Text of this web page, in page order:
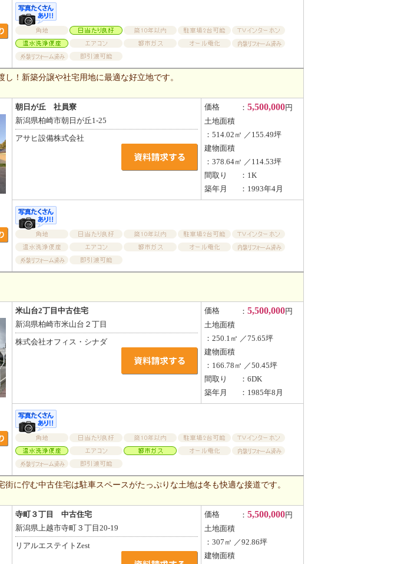
し！新築分譲や社宅用地に最適な好立地です。
朝日が丘 社員寮
新潟県柏崎市朝日が丘1-25
アサヒ設備株式会社
価格 ：5,500,000円
土地面積
：514.02㎡ ／155.49坪
建物面積
：378.64㎡ ／114.53坪
間取り
：1K
築年月
：1993年4月
米山台2丁目中古住宅
新潟県柏崎市米山台２丁目
株式会社オフィス・シナダ
価格 ：5,500,000円
土地面積
：250.1㎡ ／75.65坪
建物面積
：166.78㎡ ／50.45坪
間取り
：6DK
築年月
：1985年8月
街に佇む中古住宅は駐車スペースがたっぷりな土地は冬も快適な接道です。
寺町３丁目 中古住宅
新潟県上越市寺町３丁目20-19
リアルエステイトZest
価格 ：5,500,000円
土地面積
：307㎡ ／92.86坪
建物面積